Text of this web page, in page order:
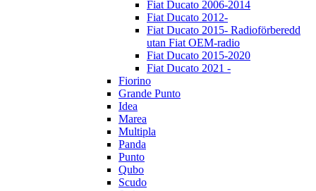
Fiat Ducato 2006-2014
Fiat Ducato 2012-
Fiat Ducato 2015- Radioförberedd
utan Fiat OEM-radio
Fiat Ducato 2015-2020
Fiat Ducato 2021 -
Fiorino
Grande Punto
Idea
Marea
Multipla
Panda
Punto
Qubo
Scudo